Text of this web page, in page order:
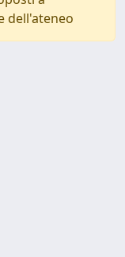
dell'ateneo